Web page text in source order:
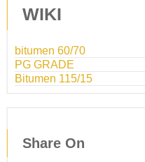
WIKI
bitumen 60/70
PG GRADE
Bitumen 115/15
Share On